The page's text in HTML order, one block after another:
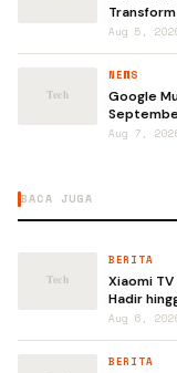
Aug 5,
NEWS
Google
Aug 7,
BACA JUGA
BERITA
Xiaomi TV
Hadir
Aug 6,
BERITA